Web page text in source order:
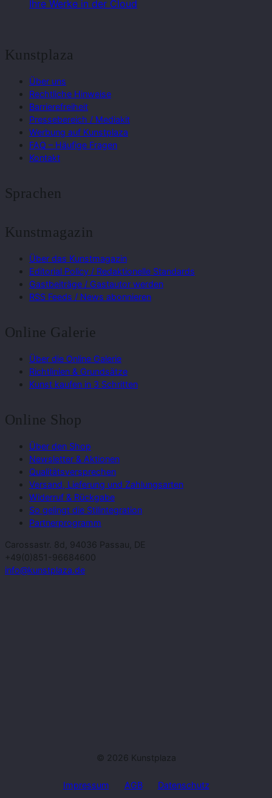
Ihre Werke in der Cloud
Kunstplaza
Über uns
Rechtliche Hinweise
Barrierefreiheit
Pressebereich / Mediakit
Werbung auf Kunstplaza
FAQ – Häufige Fragen
Kontakt
Sprachen
Kunstmagazin
Über das Kunstmagazin
Editorial Policy / Redaktionelle Standards
Gastbeiträge / Gastautor werden
RSS Feeds / News abonnieren
Online Galerie
Über die Online Galerie
Richtlinien & Grundsätze
Kunst kaufen in 3 Schritten
Online Shop
Über den Shop
Newsletter & Aktionen
Qualitätsversprechen
Versand, Lieferung und Zahlungsarten
Widerruf & Rückgabe
So gelingt die Stilintegration
Partnerprogramm
Carossastr. 8d, 94036 Passau, DE
+49(0)851-96684600
info@kunstplaza.de
© 2026 Kunstplaza
Impressum AGB Datenschutz